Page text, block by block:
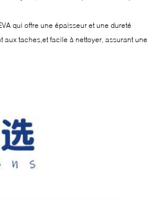
qui offre une épaisseur et une dureté
taches,et facile à nettoyer, assurant une